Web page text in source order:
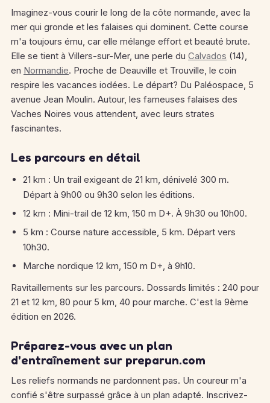
Imaginez-vous courir le long de la côte normande, avec la
mer qui gronde et les falaises qui dominent. Cette course
m'a toujours ému, car elle mélange effort et beauté brute.
Elle se tient à Villers-sur-Mer, une perle du Calvados (14),
en Normandie. Proche de Deauville et Trouville, le coin
respire les vacances iodées. Le départ? Du Paléospace, 5
avenue Jean Moulin. Autour, les fameuses falaises des
Vaches Noires vous attendent, avec leurs strates
fascinantes.
Les parcours en détail
21 km : Un trail exigeant de 21 km, dénivelé 300 m.
Départ à 9h00 ou 9h30 selon les éditions.
12 km : Mini-trail de 12 km, 150 m D+. À 9h30 ou 10h00.
5 km : Course nature accessible, 5 km. Départ vers
10h30.
Marche nordique 12 km, 150 m D+, à 9h10.
Ravitaillements sur les parcours. Dossards limités : 240 pour
21 et 12 km, 80 pour 5 km, 40 pour marche. C'est la 9ème
édition en 2026.
Préparez-vous avec un plan
d'entraînement sur preparun.com
Les reliefs normands ne pardonnent pas. Un coureur m'a
confié s'être surpassé grâce à un plan adapté. Inscrivez-